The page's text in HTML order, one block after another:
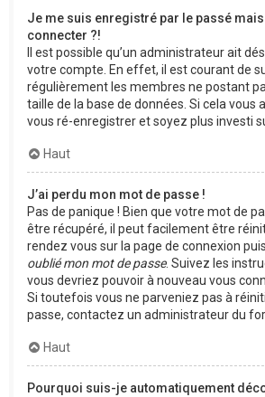
Je me suis enregistré par le passé
connecter ?!
Il est possible qu’un administrateur ait
votre compte. En effet, il est courant de
régulièrement les membres ne postant
taille de la base de données. Si cela vous
vous ré-enregistrer et soyez plus investi
Haut
J’ai perdu mon mot de passe !
Pas de panique ! Bien que votre mot de
être récupéré, il peut facilement être
rendez vous sur la page de connexion
oublié mon mot de passe. Suivez les
vous devriez pouvoir à nouveau vous
Si toutefois vous ne parveniez pas à
passe, contactez un administrateur du
Haut
Pourquoi suis-je automatiquement